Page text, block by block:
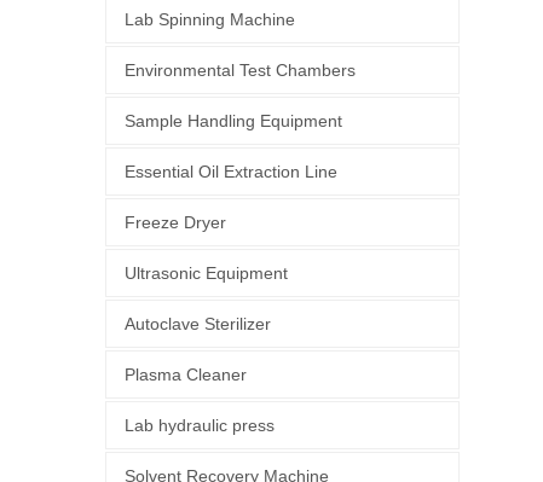
Lab Spinning Machine
Environmental Test Chambers
Sample Handling Equipment
Essential Oil Extraction Line
Freeze Dryer
Ultrasonic Equipment
Autoclave Sterilizer
Plasma Cleaner
Lab hydraulic press
Solvent Recovery Machine